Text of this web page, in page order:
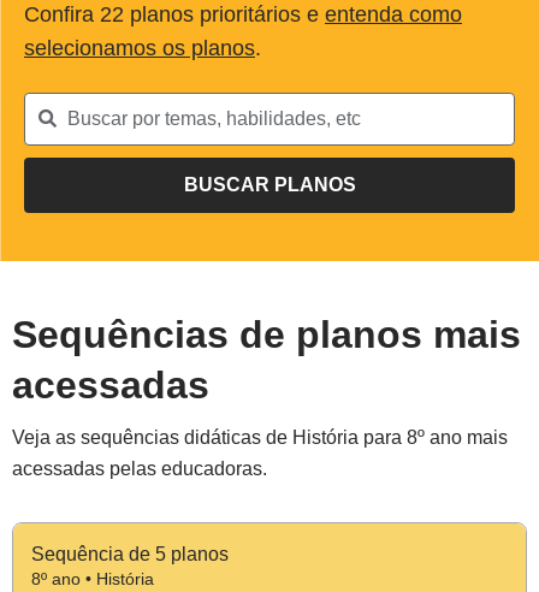
Confira 22 planos prioritários e entenda como
selecionamos os planos.
Sequências de planos mais
acessadas
Veja as sequências didáticas de História para 8º ano mais
acessadas pelas educadoras.
Sequência de 5 planos
8º ano • História